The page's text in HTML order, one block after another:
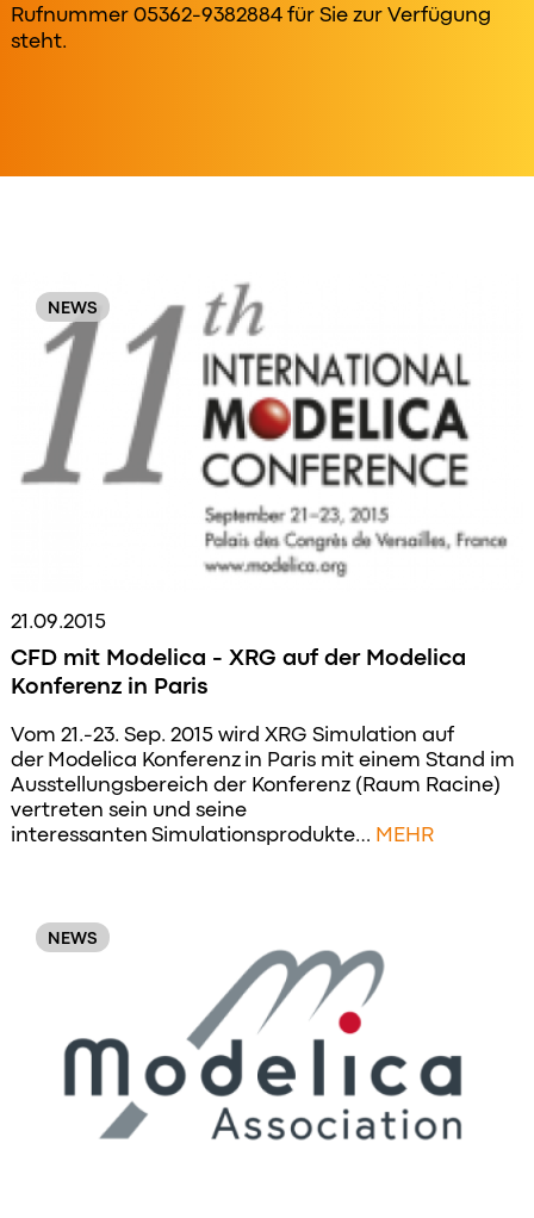
Rufnummer 05362-9382884 für Sie zur Verfügung
steht.
Order
NEWS
21.09.2015
CFD mit Modelica - XRG auf der Modelica
Konferenz in Paris
Vom 21.-23. Sep. 2015 wird XRG Simulation auf
der Modelica Konferenz in Paris mit einem Stand im
Ausstellungsbereich der Konferenz (Raum Racine)
vertreten sein und seine
interessanten Simulationsprodukte… MEHR
NEWS